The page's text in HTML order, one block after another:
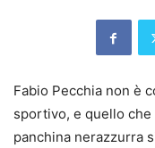
Fabio Pecchia non è
sportivo, e quello
panchina nerazzurra